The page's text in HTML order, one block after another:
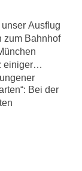
Ausflug
zum Bahnhof
einiger
Bei der